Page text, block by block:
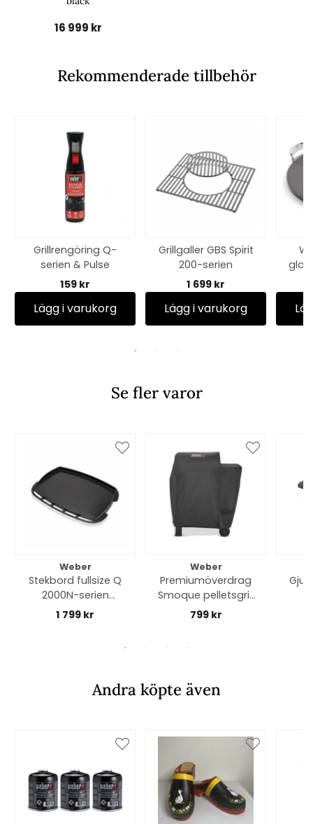
16 999 kr
Rekommenderade tillbehör
Grillrengöring Q-
serien & Pulse
159 kr
Lägg i varukorg
Grillgaller GBS Spirit
200-serien
1 699 kr
Lägg i varukorg
Se fler varor
Weber
Stekbord fullsize Q
2000N-serien
(2025-) - black
1 799 kr
Weber
Premiumöverdrag
Smoque pelletsgrill
- black
799 kr
Andra köpte även